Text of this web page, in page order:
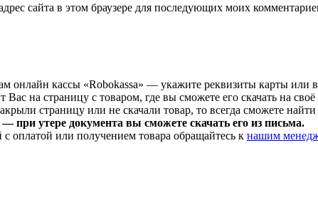
сайта в этом браузере для последующих моих
онлайн кассы «Robokassa» — укажите реквизиты карты или
на страницу с товаром, где вы сможете его скачать на своё
страницу или не скачали товар, то всегда сможете найти
при утере документа вы сможете скачать его из письма.
оплатой или получением товара обращайтесь к нашим